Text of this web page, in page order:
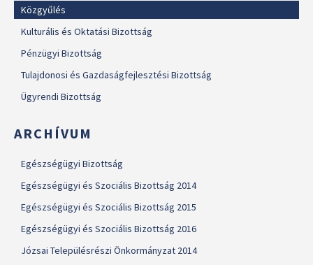
Közgyűlés
Kulturális és Oktatási Bizottság
Pénzügyi Bizottság
Tulajdonosi és Gazdaságfejlesztési Bizottság
Ügyrendi Bizottság
ARCHÍVUM
Egészségügyi Bizottság
Egészségügyi és Szociális Bizottság 2014
Egészségügyi és Szociális Bizottság 2015
Egészségügyi és Szociális Bizottság 2016
Józsai Településrészi Önkormányzat 2014